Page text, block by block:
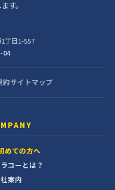
す。
丁目1-557
04
約サイトマップ
めての方へ
コーとは？
案内